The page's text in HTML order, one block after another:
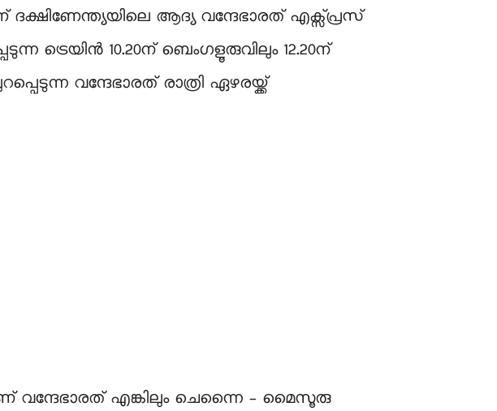
ആദ്യ വന്ദേഭാരത് എക്സ്‍പ്രസ്
ട്രെയിൻ 10.20ന് ബെംഗളൂരുവിലും 12.20ന്
വന്ദേഭാരത് രാത്രി ഏഴരയ്ക്ക്
വന്ദേഭാരത് എങ്കിലും ചെന്നൈ – മൈസൂരു